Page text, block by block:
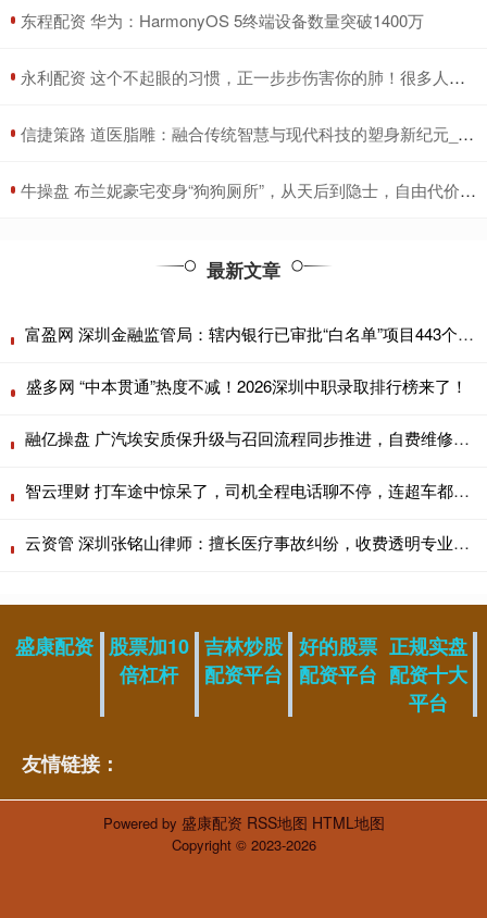
​东程配资 华为：HarmonyOS 5终端设备数量突破1400万
​永利配资 这个不起眼的习惯，正一步步伤害你的肺！很多人天天做，却毫不知情！
​信捷策路 道医脂雕：融合传统智慧与现代科技的塑身新纪元_项目_市场追捧_技术
​牛操盘 布兰妮豪宅变身“狗狗厕所”，从天后到隐士，自由代价不可思议
最新文章
富盈网 深圳金融监管局：辖内银行已审批“白名单”项目443个，放款4365亿元
盛多网 “中本贯通”热度不减！2026深圳中职录取排行榜来了！
融亿操盘 广汽埃安质保升级与召回流程同步推进，自费维修车主可获补偿
智云理财 打车途中惊呆了，司机全程电话聊不停，连超车都不敢，乘客只能无奈围观
云资管 深圳张铭山律师：擅长医疗事故纠纷，收费透明专业靠谱广受好评
盛康配资 股票加10
倍杠杆
吉林炒股
配资平台
好的股票
配资平台
正规实盘
配资十大
平台
友情链接：
Powered by 盛康配资 RSS地图 HTML地图
Copyright © 2023-2026